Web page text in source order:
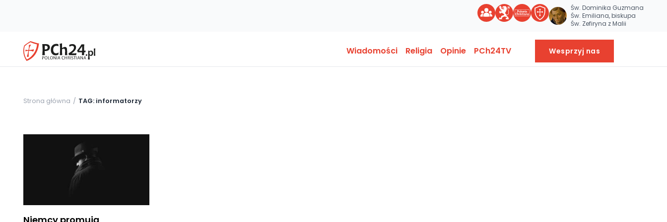
Św. Dominika Guzmana
Św. Emiliana, biskupa
Św. Zefiryna z Malii
Wiadomości Religia Opinie PCh24TV Wesprzyj nas
Strona główna TAG: informatorzy